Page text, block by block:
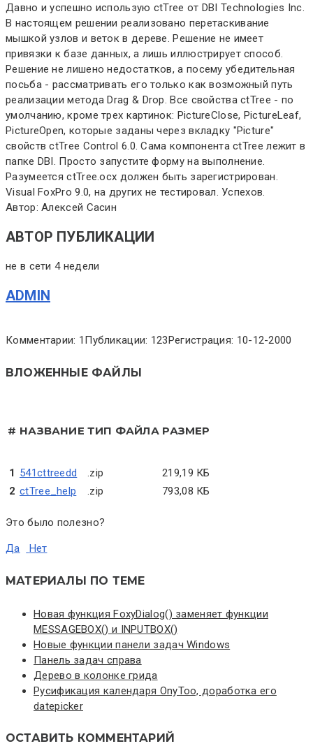
Давно и успешно использую ctTree от DBI Technologies Inc.
В настоящем решении реализовано перетаскивание
мышкой узлов и веток в дереве. Решение не имеет
привязки к базе данных, а лишь иллюстрирует способ.
Решение не лишено недостатков, а посему убедительная
посьба - рассматривать его только как возможный путь
реализации метода Drag & Drop. Все свойства ctTree - по
умолчанию, кроме трех картинок: PictureClose, PictureLeaf,
PictureOpen, которые заданы через вкладку "Picture"
свойств ctTree Control 6.0. Сама компонента ctTree лежит в
папке DBI. Просто запустите форму на выполнение.
Разумеется ctTree.ocx должен быть зарегистрирован.
Visual FoxPro 9.0, на других не тестировал. Успехов.
Автор: Алексей Сасин
АВТОР ПУБЛИКАЦИИ
не в сети 4 недели
ADMIN
Комментарии: 1 Публикации: 123Регистрация: 10-12-2000
ВЛОЖЕННЫЕ ФАЙЛЫ
# НАЗВАНИЕ ТИП ФАЙЛА РАЗМЕР
1 541cttreedd .zip
219,19 КБ
2 ctTree_help .zip 793,08 КБ
Это было полезно?
Да Нет
МАТЕРИАЛЫ ПО ТЕМЕ
Новая функция FoxyDialog() заменяет функции
MESSAGEBOX() и INPUTBOX()
Новые функции панели задач Windows
Панель задач справа
Дерево в колонке грида
Русификация календаря OnyToo, доработка его
datepicker
ОСТАВИТЬ КОММЕНТАРИЙ